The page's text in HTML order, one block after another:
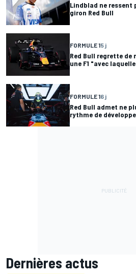
Lindblad ne ressent
giron Red Bull
FORMULE 15 j
Red Bull regrette de
une F1 "avec
FORMULE 16 j
Red Bull admet ne
rythme de
Dernières actus